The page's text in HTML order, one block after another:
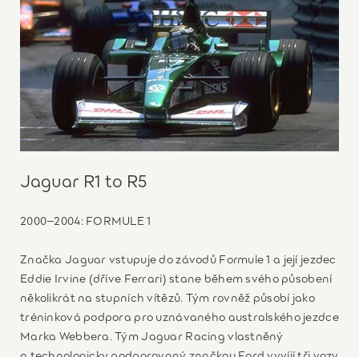
Jaguar R1 to R5
2000–2004: FORMULE 1
Značka Jaguar vstupuje do závodů Formule 1 a její jezdec
Eddie Irvine (dříve Ferrari) stane během svého působení
několikrát na stupních vítězů. Tým rovněž působí jako
tréninková podpora pro uznávaného australského jezdce
Marka Webbera. Tým Jaguar Racing vlastněný